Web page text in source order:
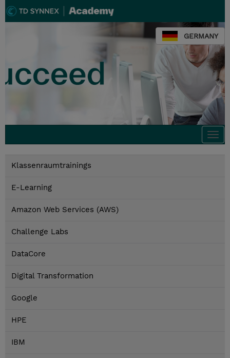
GERMANY
Klassenraumtrainings
E-Learning
Amazon Web Services (AWS)
Challenge Labs
DataCore
Digital Transformation
Google
HPE
IBM